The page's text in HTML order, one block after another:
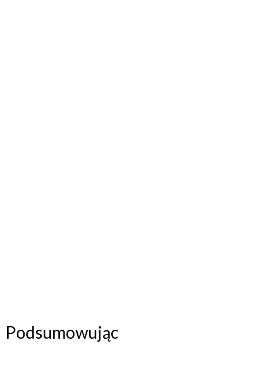
Podsumowując